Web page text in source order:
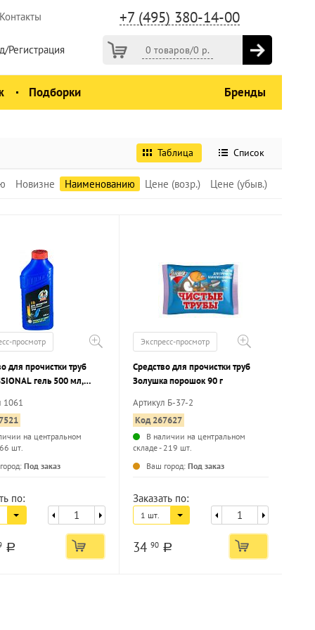
+7 (495) 380-14-00
Контакты
0 товаров/0 р.
Регистрация
Подборки Бренды
Таблица Список
Новизне Наименованию Цене (возр.) Цене (убыв.)
просмотр
для прочистки труб
гель 500 мл,
1061
на центральном
шт.
Под заказ
по:
a
Экспресс-просмотр
Средство для прочистки труб
Золушка порошок 90 г
Артикул Б-37-2
Код 267627
В наличии на центральном
складе - 219 шт.
Ваш город: Под заказ
Заказать по:
1 шт.
34 90 a